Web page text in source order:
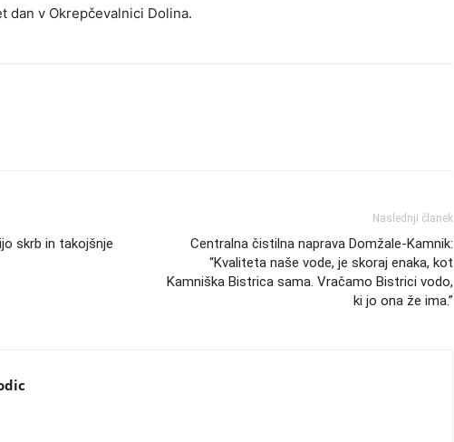
dan v Okrepčevalnici Dolina.
skrb in takojšnje
Naslednji članek
Centralna čistilna naprava Domžale-Kamnik:
“Kvaliteta naše vode, je skoraj enaka, kot
Kamniška Bistrica sama. Vračamo Bistrici vodo,
ki jo ona že ima.”